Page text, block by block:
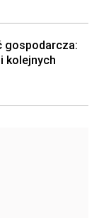
gospodarcza:
kolejnych